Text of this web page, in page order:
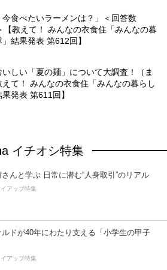
今食べたいラーメンは？」＜回答数
【教えて！ みんなの衣食住「みんなの暮
結果発表 第612回】
しい「夏の麺」について大調査！（ま
えて！ みんなの衣食住「みんなの暮らし
発表 第611回】
イチオシ特集
さんと学ぶ 日常に潜む“人身取引”のリアル
アップ特集
ルドが40年にわたり支える「小学生の甲子
アップ特集